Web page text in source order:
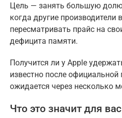
Цель — занять большую
когда другие
пересматривать прайс на
дефицита памяти.
Получится ли у Apple
известно после официальной
ожидается через несколько
Что это значит для вас